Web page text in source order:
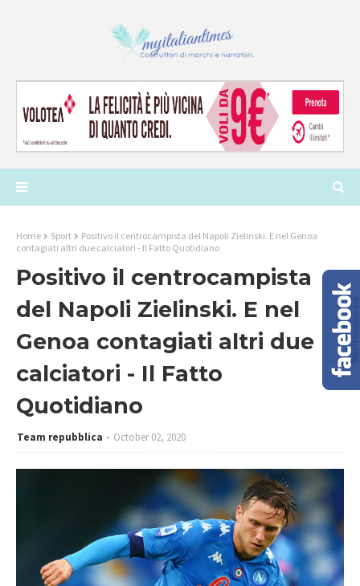
Home Sport
Positivo il centrocampista del Napoli Zielinski. E nel Genoa
contagiati altri due calciatori - Il Fatto Quotidiano
Positivo il centrocampista
del Napoli Zielinski. E nel
Genoa contagiati altri due
calciatori - Il Fatto
Quotidiano
Team repubblica October 02, 2020